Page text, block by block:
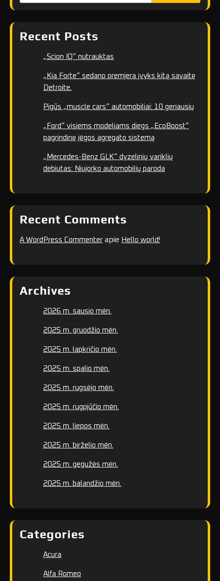
Recent Posts
„Scion IQ“ nutrauktas
„Kia Forte“ sedano premjera įvyks kitą savaitę
Detroite.
Pigūs „muscle cars“ automobiliai: 10 geriausių
„Ford“ visiems modeliams diegs „EcoBoost“
pagrindinę jėgos agregato sistemą
„Mercedes-Benz GLK“ dyzelinių variklių
debiutas: Niujorko automobilių paroda
Recent Comments
A WordPress Commenter apie Hello world!
Archives
2026 m. sausio mėn.
2025 m. gruodžio mėn.
2025 m. lapkričio mėn.
2025 m. spalio mėn.
2025 m. rugsėjo mėn.
2025 m. rugpjūčio mėn.
2025 m. liepos mėn.
2025 m. birželio mėn.
2025 m. gegužės mėn.
2025 m. balandžio mėn.
Categories
Acura
Alfa Romeo